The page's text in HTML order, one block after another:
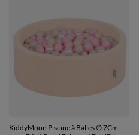
KiddyMoon Piscine à Balles ∅ 7Cm